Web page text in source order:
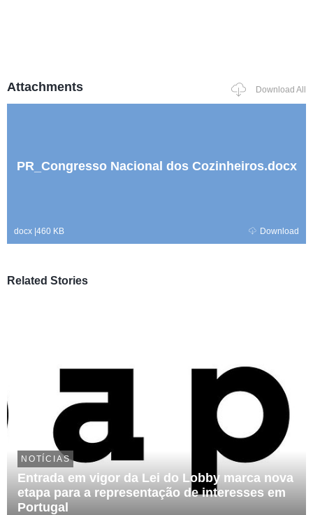
Attachments Download All
PR_Congresso Nacional dos Cozinheiros.docx
docx |460 KB Download
Related Stories
NOTÍCIAS
Entrada em vigor da Lei do Lobby marca nova
etapa para a representação de interesses em
Portugal